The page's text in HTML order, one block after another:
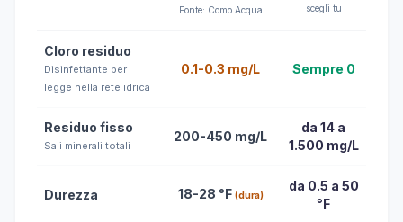
Fonte: Como Acqua
scegli tu
Cloro residuo
Disinfettante per
legge nella rete idrica
0.1-0.3 mg/L Sempre 0
Residuo fisso
Sali minerali totali
200-450 mg/L
da 14 a
1.500 mg/L
Durezza 18-28 °F (dura)
da 0.5 a 50
°F